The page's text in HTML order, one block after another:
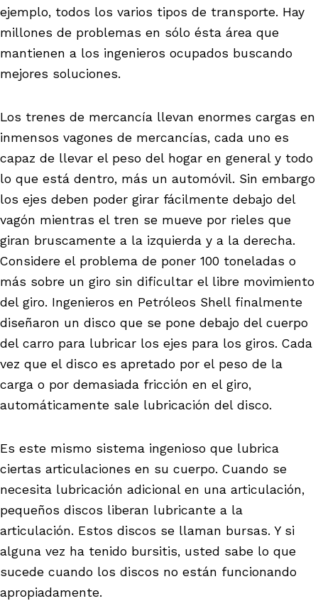
ejemplo, todos los varios tipos de transporte. Hay
millones de problemas en sólo ésta área que
mantienen a los ingenieros ocupados buscando
mejores soluciones.
Los trenes de mercancía llevan enormes cargas en
inmensos vagones de mercancías, cada uno es
capaz de llevar el peso del hogar en general y todo
lo que está dentro, más un automóvil. Sin embargo
los ejes deben poder girar fácilmente debajo del
vagón mientras el tren se mueve por rieles que
giran bruscamente a la izquierda y a la derecha.
Considere el problema de poner 100 toneladas o
más sobre un giro sin dificultar el libre movimiento
del giro. Ingenieros en Petróleos Shell finalmente
diseñaron un disco que se pone debajo del cuerpo
del carro para lubricar los ejes para los giros. Cada
vez que el disco es apretado por el peso de la
carga o por demasiada fricción en el giro,
automáticamente sale lubricación del disco.
Es este mismo sistema ingenioso que lubrica
ciertas articulaciones en su cuerpo. Cuando se
necesita lubricación adicional en una articulación,
pequeños discos liberan lubricante a la
articulación. Estos discos se llaman bursas. Y si
alguna vez ha tenido bursitis, usted sabe lo que
sucede cuando los discos no están funcionando
apropiadamente.